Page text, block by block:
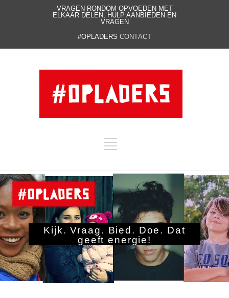
VRAGEN RONDOM OPVOEDEN MET
ELKAAR DELEN, HULP AANBIEDEN EN
VRAGEN
#OPLADERS CONTACT
Kijk. Vraag. Bied. Doe. Dat
geeft energie!